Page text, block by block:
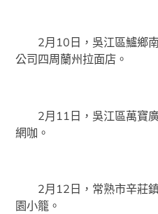
2月10日，吳江區鱸鄉南
公司四周蘭州拉面店。
2月11日，吳江區萬寶廣
網咖。
2月12日，常熟市辛莊鎮
園小籠。